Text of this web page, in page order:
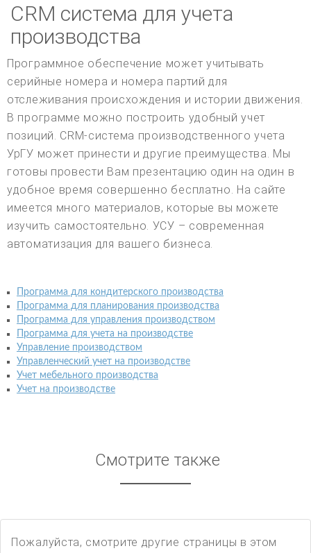
CRM система для учета
производства
Программное обеспечение может учитывать
серийные номера и номера партий для
отслеживания происхождения и истории движения.
В программе можно построить удобный учет
позиций. CRM-система производственного учета
УрГУ может принести и другие преимущества. Мы
готовы провести Вам презентацию один на один в
удобное время совершенно бесплатно. На сайте
имеется много материалов, которые вы можете
изучить самостоятельно. УСУ – современная
автоматизация для вашего бизнеса.
Программа для кондитерского производства
Программа для планирования производства
Программа для управления производством
Программа для учета на производстве
Управление производством
Управленческий учет на производстве
Учет мебельного производства
Учет на производстве
Смотрите также
Пожалуйста, смотрите другие страницы в этом